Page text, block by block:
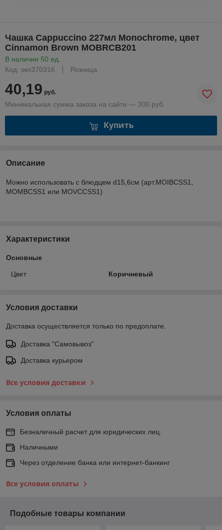
Чашка Cappuccino 227мл Monochrome, цвет
Cinnamon Brown MOBRCB201
В наличии 50 ед.
Код: экп370316
Розница
40,19 руб.
Минимальная сумма заказа на сайте — 300 руб.
Купить
Описание
Можно использовать с блюдцем d15,6см (арт.MOIBCSS1,
MOMBCSS1 или MOVCCSS1)
Характеристики
Основные
Цвет Коричневый
Условия доставки
Доставка осуществляется только по предоплате.
Доставка "Самовывоз"
Доставка курьером
Все условия доставки
Условия оплаты
Безналичный расчет для юридических лиц.
Наличными
Через отделение банка или интернет-банкинг
Все условия оплаты
Подобные товары компании